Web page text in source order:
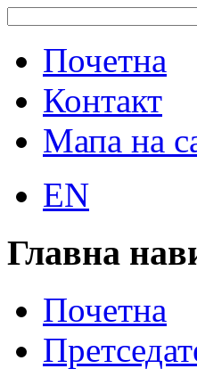
Почетна
Контакт
Мапа на
EN
Главна
Почетна